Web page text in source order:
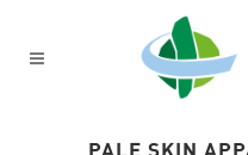
PALE SKIN